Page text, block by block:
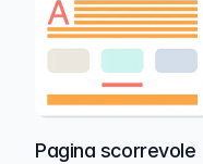
Pagina scorrevole